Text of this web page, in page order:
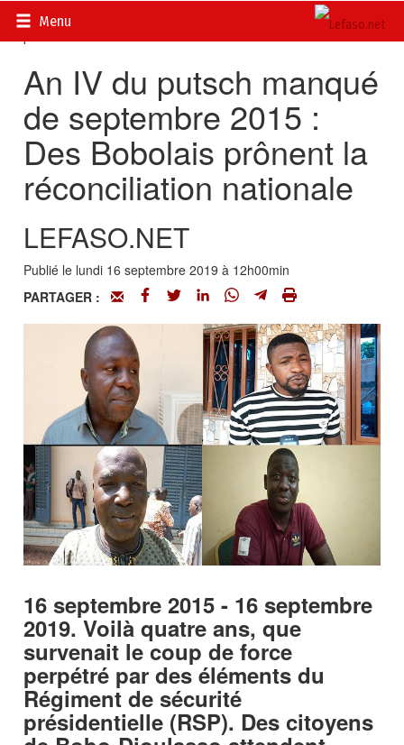
Menu
Accueil>
Putsch du Conseil National
An IV du putsch manqué
de septembre 2015 :
Des Bobolais prônent la
réconciliation nationale
LEFASO.NET
Publié le lundi 16 septembre 2019 à 12h00min
PARTAGER :
16 septembre 2015 - 16 septembre
2019. Voilà quatre ans, que
survenait le coup de force
perpétré par des éléments du
Régiment de sécurité
présidentielle (RSP). Des citoyens